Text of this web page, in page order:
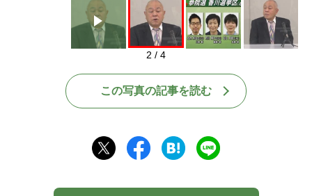
2 / 4
この写真の記事を読む